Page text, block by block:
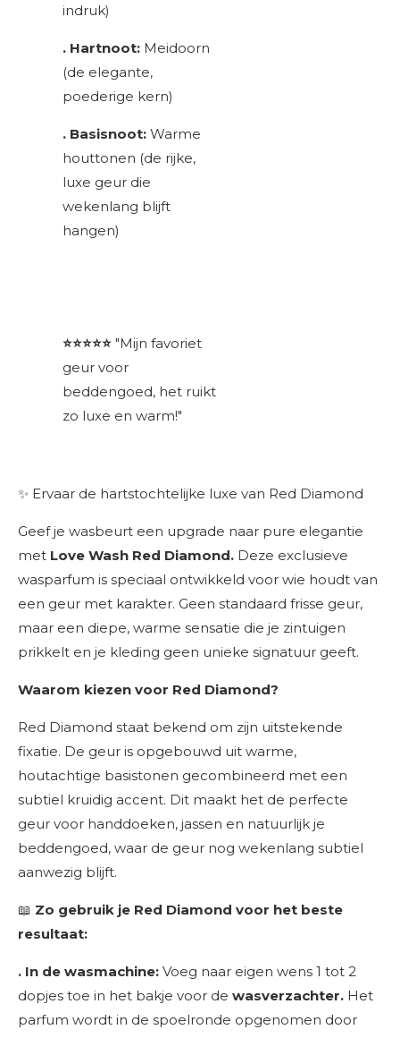
indruk)
. Hartnoot: Meidoorn
(de elegante,
poederige kern)
. Basisnoot: Warme
houttonen (de rijke,
luxe geur die
wekenlang blijft
hangen)
⭐⭐⭐⭐⭐ "Mijn favoriet
geur voor
beddengoed, het ruikt
zo luxe en warm!"
✨ Ervaar de hartstochtelijke luxe van Red Diamond
Geef je wasbeurt een upgrade naar pure elegantie
met Love Wash Red Diamond. Deze exclusieve
wasparfum is speciaal ontwikkeld voor wie houdt van
een geur met karakter. Geen standaard frisse geur,
maar een diepe, warme sensatie die je zintuigen
prikkelt en je kleding geen unieke signatuur geeft.
Waarom kiezen voor Red Diamond?
Red Diamond staat bekend om zijn uitstekende
fixatie. De geur is opgebouwd uit warme,
houtachtige basistonen gecombineerd met een
subtiel kruidig accent. Dit maakt het de perfecte
geur voor handdoeken, jassen en natuurlijk je
beddengoed, waar de geur nog wekenlang subtiel
aanwezig blijft.
📖 Zo gebruik je Red Diamond voor het beste
resultaat:
. In de wasmachine: Voeg naar eigen wens 1 tot 2
dopjes toe in het bakje voor de wasverzachter. Het
parfum wordt in de spoelronde opgenomen door